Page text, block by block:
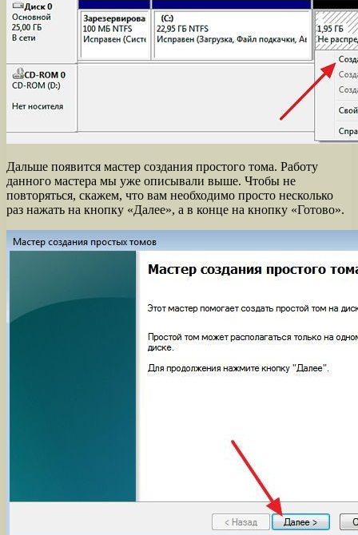
Дальше появится мастер создания простого тома. Работу
данного мастера мы уже описывали выше. Чтобы не
повторяться, скажем, что вам необходимо просто несколько
раз нажать на кнопку «Далее», а в конце на кнопку «Готово».